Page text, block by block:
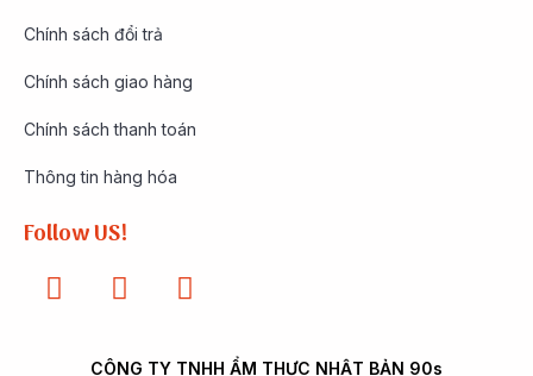
Chính sách đổi trả
Chính sách giao hàng
Chính sách thanh toán
Thông tin hàng hóa
Follow US!
CÔNG TY TNHH ẨM THỰC NHẬT BẢN 90s